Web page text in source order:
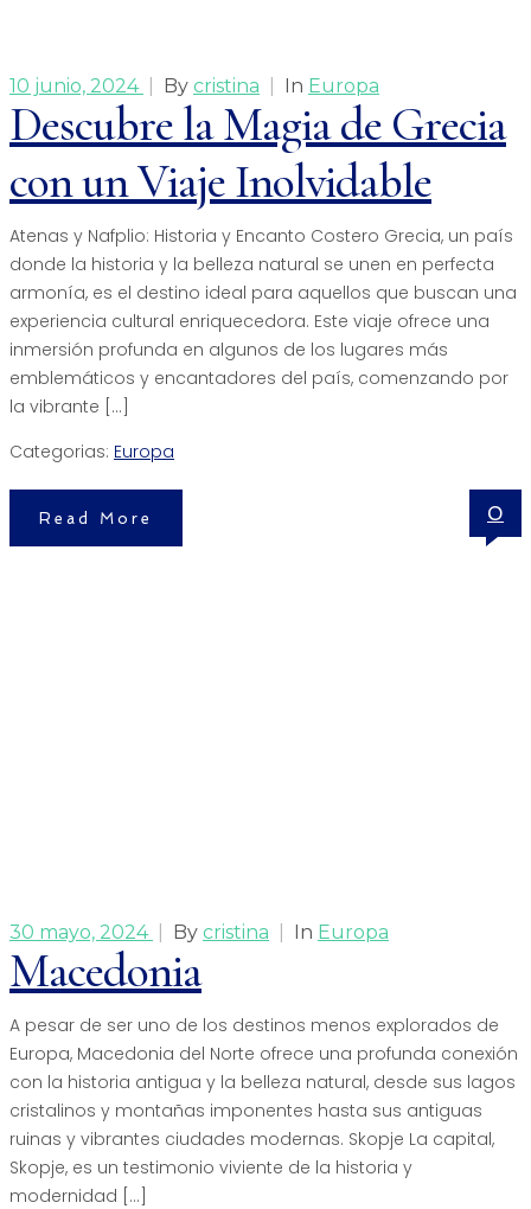
10 junio, 2024 By cristina In Europa
Descubre la Magia de Grecia
con un Viaje Inolvidable
Atenas y Nafplio: Historia y Encanto Costero Grecia, un país
donde la historia y la belleza natural se unen en perfecta
armonía, es el destino ideal para aquellos que buscan una
experiencia cultural enriquecedora. Este viaje ofrece una
inmersión profunda en algunos de los lugares más
emblemáticos y encantadores del país, comenzando por
la vibrante […]
Categorias: Europa
Read More 0
30 mayo, 2024 By cristina In Europa
Macedonia
A pesar de ser uno de los destinos menos explorados de
Europa, Macedonia del Norte ofrece una profunda conexión
con la historia antigua y la belleza natural, desde sus lagos
cristalinos y montañas imponentes hasta sus antiguas
ruinas y vibrantes ciudades modernas. Skopje La capital,
Skopje, es un testimonio viviente de la historia y
modernidad […]